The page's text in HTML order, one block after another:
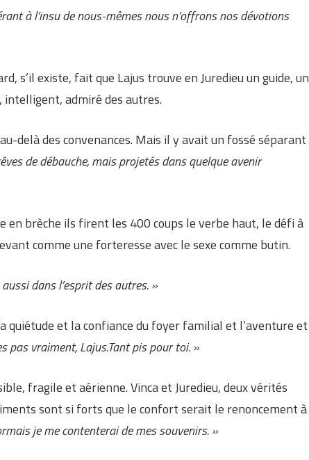
à l’insu de nous-mêmes nous n’offrons nos dévotions
s’il existe, fait que Lajus trouve en Juredieu un guide, un
intelligent, admiré des autres.
delà des convenances. Mais il y avait un fossé séparant
de débauche, mais projetés dans quelque avenir
brèche ils firent les 400 coups le verbe haut, le défi à
comme une forteresse avec le sexe comme butin.
dans l’esprit des autres. »
quiétude et la confiance du foyer familial et l’aventure et
pas vraiment, Lajus.Tant pis pour toi. »
fragile et aérienne. Vinca et Juredieu, deux vérités
sont si forts que le confort serait le renoncement à
je me contenterai de mes souvenirs. »